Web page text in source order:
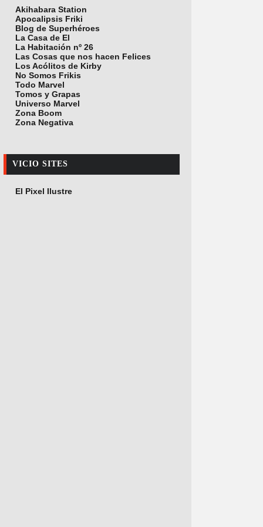
Akihabara Station
Apocalipsis Friki
Blog de Superhéroes
La Casa de El
La Habitación nº 26
Las Cosas que nos hacen Felices
Los Acólitos de Kirby
No Somos Frikis
Todo Marvel
Tomos y Grapas
Universo Marvel
Zona Boom
Zona Negativa
VICIO SITES
El Pixel Ilustre